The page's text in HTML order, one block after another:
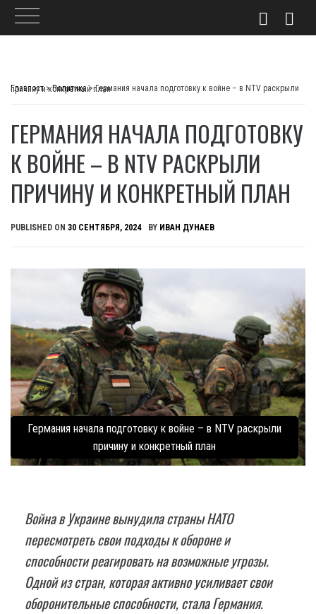
Главпост>Политика>
Германия начала подготовку к войне – в NTV раскрыли причину и конкретный план
ГЕРМАНИЯ НАЧАЛА ПОДГОТОВКУ
К ВОЙНЕ – В NTV РАСКРЫЛИ
ПРИЧИНУ И КОНКРЕТНЫЙ ПЛАН
PUBLISHED ON 30 СЕНТЯБРЯ, 2024 BY ИВАН ДУНАЕВ
Германия начала подготовку к войне – в NTV раскрыли
причину и конкретный план
Война в Украине вынудила страны НАТО
пересмотреть свои подходы к обороне и
способности реагировать на возможные угрозы.
Одной из стран, которая активно усиливает свои
оборонительные способности, стала Германия.